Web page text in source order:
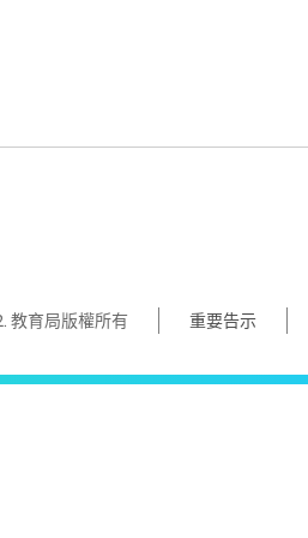
教育局版權所有
重要告示